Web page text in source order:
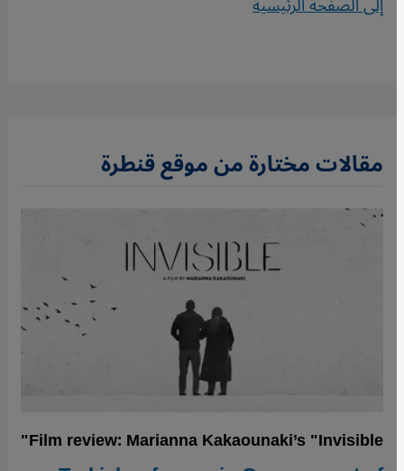
مقالات مختارة من موقع قنطرة
Film review: Marianna Kakaounaki’s "Invisible"